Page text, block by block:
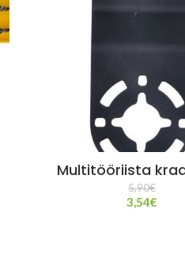
Multitööriista
5,90€
3,54€